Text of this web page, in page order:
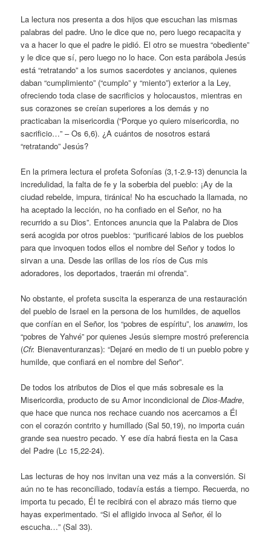
La lectura nos presenta a dos hijos que escuchan las mismas
palabras del padre. Uno le dice que no, pero luego recapacita y
va a hacer lo que el padre le pidió. El otro se muestra “obediente”
y le dice que sí, pero luego no lo hace. Con esta parábola Jesús
está “retratando” a los sumos sacerdotes y ancianos, quienes
daban “cumplimiento” (“cumplo” y “miento”) exterior a la Ley,
ofreciendo toda clase de sacrificios y holocaustos, mientras en
sus corazones se creían superiores a los demás y no
practicaban la misericordia (“Porque yo quiero misericordia, no
sacrificio…” – Os 6,6). ¿A cuántos de nosotros estará
“retratando” Jesús?
En la primera lectura el profeta Sofonías (3,1-2.9-13) denuncia la
incredulidad, la falta de fe y la soberbia del pueblo: ¡Ay de la
ciudad rebelde, impura, tiránica! No ha escuchado la llamada, no
ha aceptado la lección, no ha confiado en el Señor, no ha
recurrido a su Dios”. Entonces anuncia que la Palabra de Dios
será acogida por otros pueblos: “purificaré labios de los pueblos
para que invoquen todos ellos el nombre del Señor y todos lo
sirvan a una. Desde las orillas de los ríos de Cus mis
adoradores, los deportados, traerán mi ofrenda”.
No obstante, el profeta suscita la esperanza de una restauración
del pueblo de Israel en la persona de los humildes, de aquellos
que confían en el Señor, los “pobres de espíritu”, losanawim, los
“pobres de Yahvé” por quienes Jesús siempre mostró preferencia
(Cfr. Bienaventuranzas): “Dejaré en medio de ti un pueblo pobre y
humilde, que confiará en el nombre del Señor”.
De todos los atributos de Dios el que más sobresale es la
Misericordia, producto de su Amor incondicional deDios-Madre,
que hace que nunca nos rechace cuando nos acercamos a Él
con el corazón contrito y humillado (Sal 50,19), no importa cuán
grande sea nuestro pecado. Y ese día habrá fiesta en la Casa
del Padre (Lc 15,22-24).
Las lecturas de hoy nos invitan una vez más a la conversión. Si
aún no te has reconciliado, todavía estás a tiempo. Recuerda, no
importa tu pecado, Él te recibirá con el abrazo más tierno que
hayas experimentado. “Si el afligido invoca al Señor, él lo
escucha…” (Sal 33).